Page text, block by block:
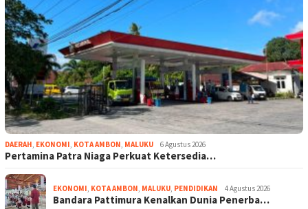
DAERAH, EKONOMI, KOTA AMBON, MALUKU 6 Agustus 2026
Pertamina Patra Niaga Perkuat Ketersedia…
EKONOMI, KOTA AMBON, MALUKU, PENDIDIKAN 4 Agustus 2026
Bandara Pattimura Kenalkan Dunia Penerba…